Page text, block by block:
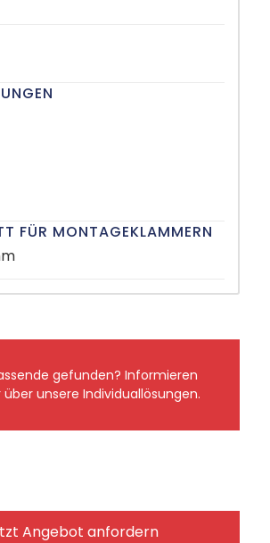
FÜR MONTAGEKLAMMERN
gefunden? Informieren
über unsere Individuallösungen.
Angebot anfordern